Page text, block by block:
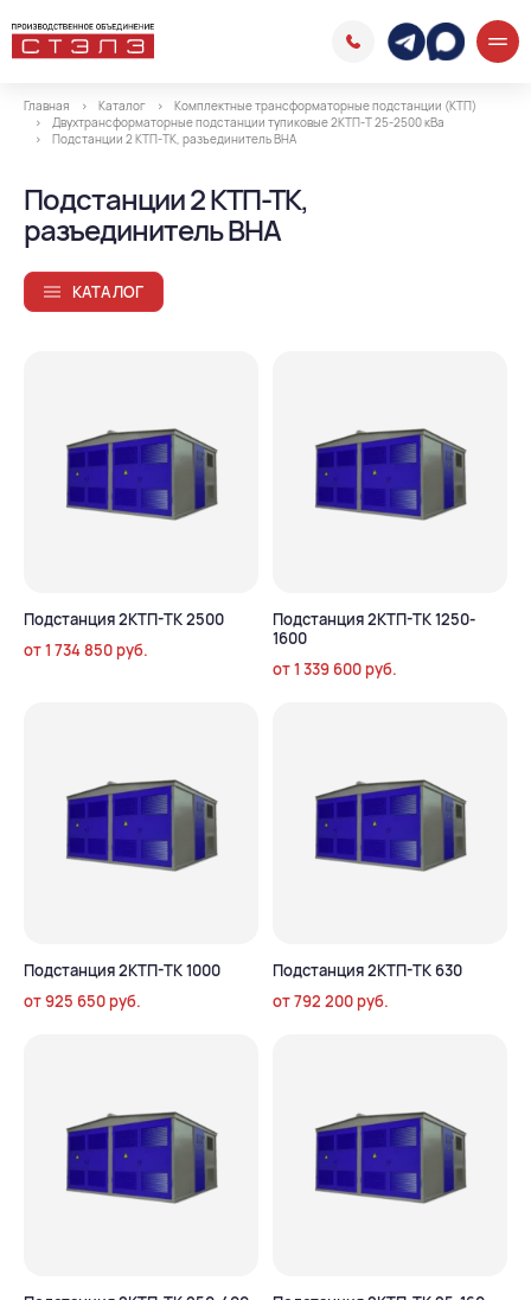
Главная Каталог
Комплектные трансформаторные подстанции (КТП)
Двухтрансформаторные подстанции тупиковые 2КТП-Т 25-2500 кВа
Подстанции 2 КТП-ТК, разъединитель ВНА
Подстанции 2 КТП-ТК,
разъединитель ВНА
КАТАЛОГ
Подстанция 2КТП-ТК 2500
от1 734 850 руб.
Подстанция 2КТП-ТК 1250-
1600
от1 339 600 руб.
Подстанция 2КТП-ТК 1000
от925 650 руб.
Подстанция 2КТП-ТК 630
от792 200 руб.